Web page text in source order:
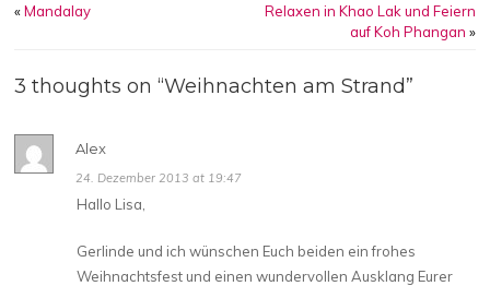
Post navigation
«Mandalay
Relaxen in Khao Lak und Feiern
auf Koh Phangan»
3 thoughts on “Weihnachten am Strand”
Alex
24. Dezember 2013 at 19:47
Hallo Lisa,
Gerlinde und ich wünschen Euch beiden ein frohes
Weihnachtsfest und einen wundervollen Ausklang Eurer